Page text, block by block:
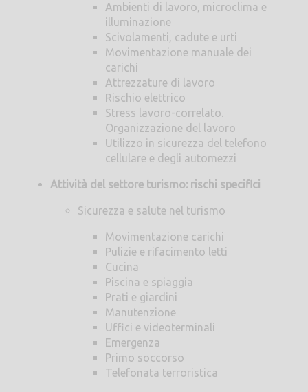
Ambienti di lavoro, microclima e
illuminazione
Scivolamenti, cadute e urti
Movimentazione manuale dei
carichi
Attrezzature di lavoro
Rischio elettrico
Stress lavoro-correlato.
Organizzazione del lavoro
Utilizzo in sicurezza del telefono
cellulare e degli automezzi
Attività del settore turismo: rischi specifici
Sicurezza e salute nel turismo
Movimentazione carichi
Pulizie e rifacimento letti
Cucina
Piscina e spiaggia
Prati e giardini
Manutenzione
Uffici e videoterminali
Emergenza
Primo soccorso
Telefonata terroristica